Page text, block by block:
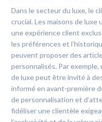
Dans le secteur du luxe, le
crucial. Les maisons de
une expérience client
les préférences et
peuvent proposer des
personnalisés. Par
de luxe peut être invité à
informé en avant-première
de personnalisation et
fidéliser une clientèle